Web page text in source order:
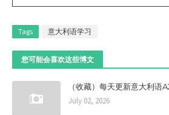
Tags 意大利语学习
您可能会喜欢这些博文
（收藏）每天更新意大利语
July 02, 2026